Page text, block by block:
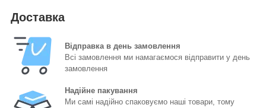
Доставка
Відправка в день замовлення
Всі замовлення ми намагаємося відправити у день
замовлення
Надійне пакування
Ми самі надійно спаковуємо наші товари, тому